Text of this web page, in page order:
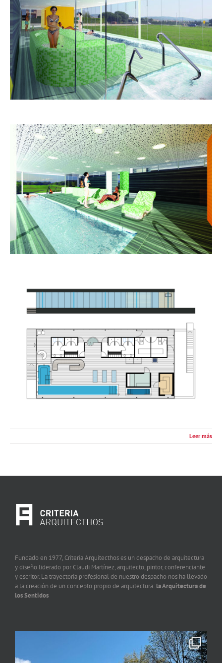
Leer más
Fundado en 1977, Criteria Arquitecthos es un despacho de arquitectura
y diseño liderado por Claudi Martínez, arquitecto, pintor, conferenciante
y escritor. La trayectoria profesional de nuestro despacho nos ha llevado
a la creación de un concepto propio de arquitectura: la Arquitectura de
los Sentidos